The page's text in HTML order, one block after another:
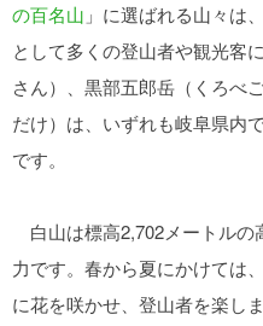
の百名山 」に選ばれる山々は
として多くの登山者や観光客
さん）、黒部五郎岳（くろべ
だけ）は、いずれも岐阜県内
です。
白山は標高2,702メートルの
力です。春から夏にかけては
に花を咲かせ、登山者を楽し